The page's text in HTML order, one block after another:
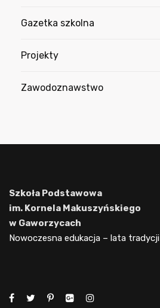
Gazetka szkolna
Projekty
Zawodoznawstwo
Szkoła Podstawowa
im. Kornela Makuszyńskiego
w Gaworzycach
Nowoczesna edukacja – lata tradycji